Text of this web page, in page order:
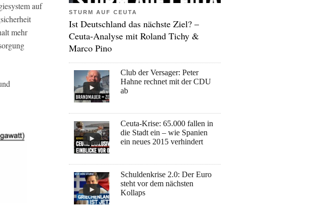
auf
mehr
STURM AUF CEUTA
Ist Deutschland das nächste Ziel? –
Ceuta-Analyse mit Roland Tichy &
Marco Pino
Club der Versager: Peter
Hahne rechnet mit der CDU
ab
Ceuta-Krise: 65.000 fallen in
die Stadt ein – wie Spanien
ein neues 2015 verhindert
Schuldenkrise 2.0: Der Euro
steht vor dem nächsten
Kollaps